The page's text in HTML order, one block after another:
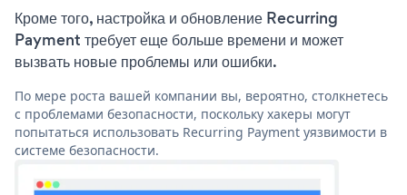
Кроме того, настройка и обновление Recurring
Payment требует еще больше времени и может
вызвать новые проблемы или ошибки.
По мере роста вашей компании вы, вероятно, столкнетесь
с проблемами безопасности, поскольку хакеры могут
попытаться использовать Recurring Payment уязвимости в
системе безопасности.